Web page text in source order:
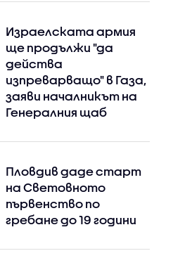
Израелската армия
ще продължи "да
действа
изпреварващо" в Газа,
заяви началникът на
Генералния щаб
Пловдив даде старт
на Световното
първенство по
гребане до 19 години